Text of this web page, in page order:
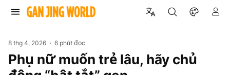
8 thg 4, 2026 6 phút đọc
Phụ nữ muốn trẻ lâu, hãy chủ